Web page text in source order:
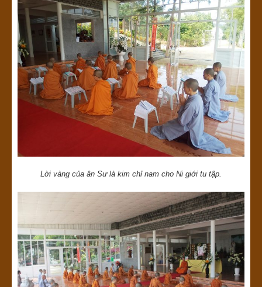
Lời vàng của ân Sư là kim chỉ nam cho Ni giới tu tập.